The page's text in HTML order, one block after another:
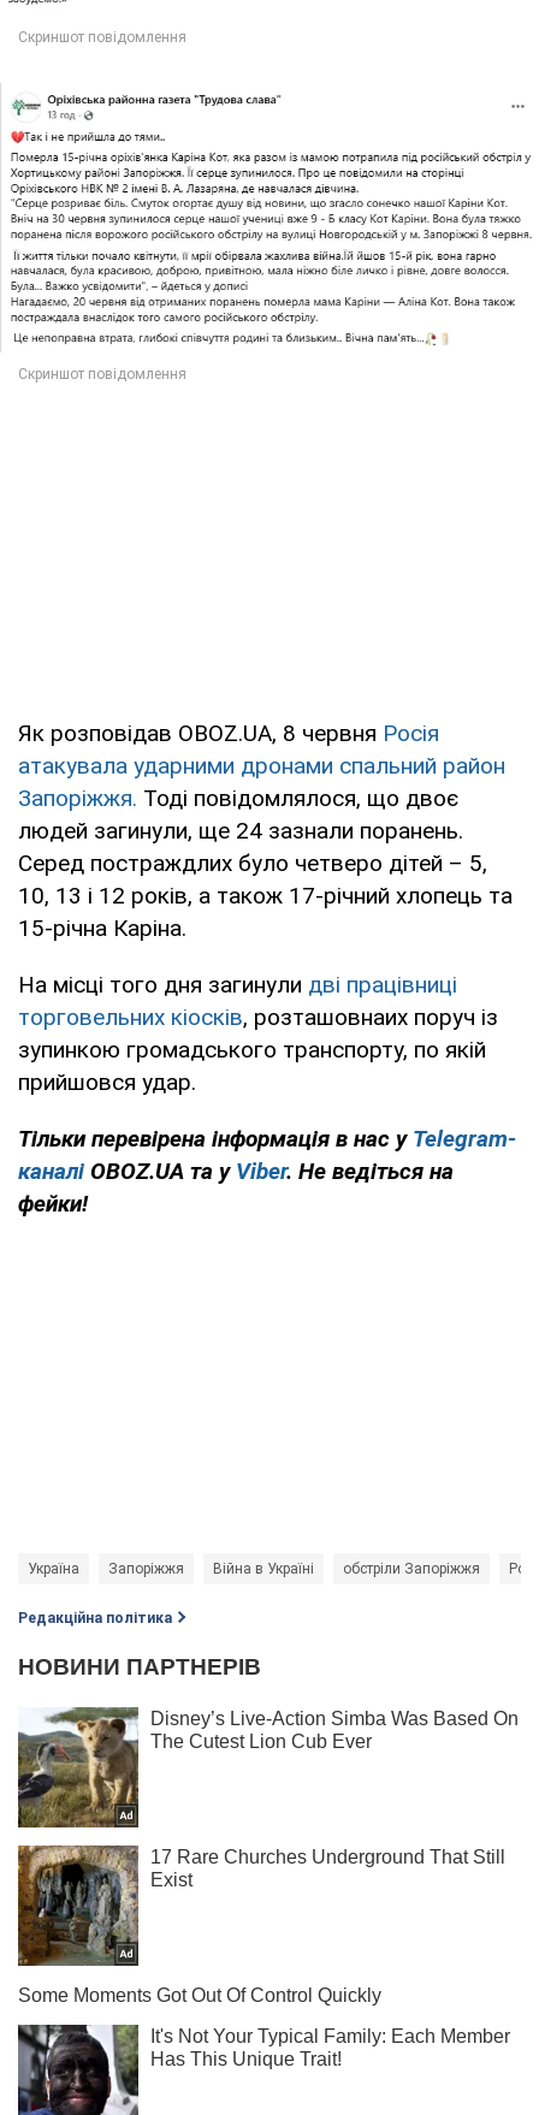
Як розповідав OBOZ.UA, 8 червня Росія
атакувала ударними дронами спальний район
Запоріжжя. Тоді повідомлялося, що двоє
людей загинули, ще 24 зазнали поранень.
Серед постраждлих було четверо дітей – 5,
10, 13 і 12 років, а також 17-річний хлопець та
15-річна Каріна.
На місці того дня загинули дві працівниці
торговельних кіосків, розташовнаих поруч із
зупинкою громадського транспорту, по якій
прийшовся удар.
Тільки перевірена інформація в нас у Telegram-
каналі OBOZ.UA та у Viber. Не ведіться на
фейки!
Україна Запоріжжя Війна в Україні обстріли Запоріжжя
Редакційна політика